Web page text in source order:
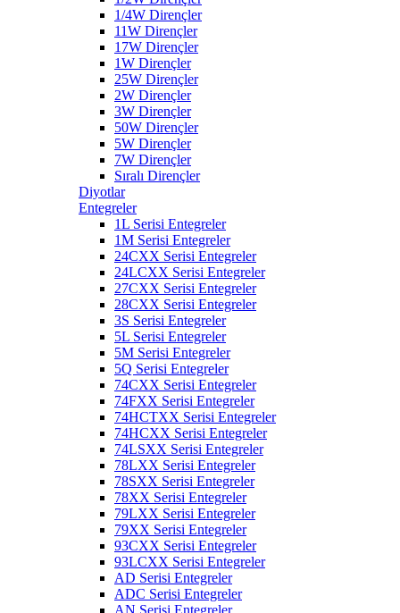
1/4W Dirençler
11W Dirençler
17W Dirençler
1W Dirençler
25W Dirençler
2W Dirençler
3W Dirençler
50W Dirençler
5W Dirençler
7W Dirençler
Sıralı Dirençler
Diyotlar
Entegreler
1L Serisi Entegreler
1M Serisi Entegreler
24CXX Serisi Entegreler
24LCXX Serisi Entegreler
27CXX Serisi Entegreler
28CXX Serisi Entegreler
3S Serisi Entegreler
5L Serisi Entegreler
5M Serisi Entegreler
5Q Serisi Entegreler
74CXX Serisi Entegreler
74FXX Serisi Entegreler
74HCTXX Serisi Entegreler
74HCXX Serisi Entegreler
74LSXX Serisi Entegreler
78LXX Serisi Entegreler
78SXX Serisi Entegreler
78XX Serisi Entegreler
79LXX Serisi Entegreler
79XX Serisi Entegreler
93CXX Serisi Entegreler
93LCXX Serisi Entegreler
AD Serisi Entegreler
ADC Serisi Entegreler
AN Serisi Entegreler